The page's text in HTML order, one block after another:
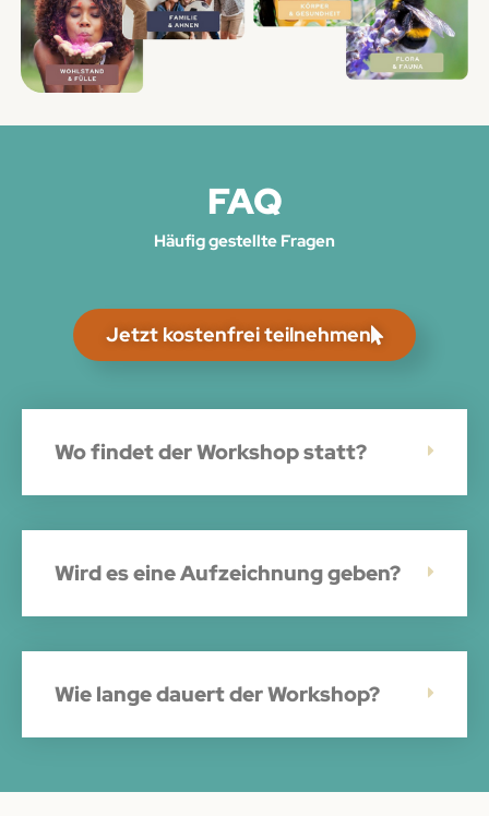
FAQ
Häufig gestellte Fragen
Jetzt kostenfrei teilnehmen
Wo findet der Workshop statt?
Wird es eine Aufzeichnung geben?
Wie lange dauert der Workshop?